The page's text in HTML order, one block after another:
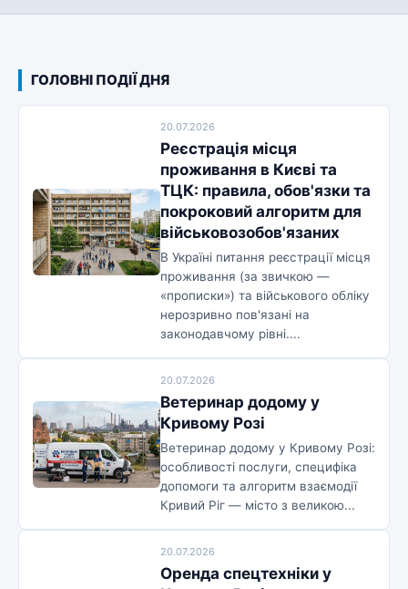
ГОЛОВНІ ПОДІЇ ДНЯ
20.07.2026
Реєстрація місця
проживання в Києві та
ТЦК: правила, обов'язки та
покроковий алгоритм для
військовозобов'язаних
В Україні питання реєстрації місця
проживання (за звичкою —
«прописки») та військового обліку
нерозривно пов'язані на
законодавчому рівні....
20.07.2026
Ветеринар додому у
Кривому Розі
Ветеринар додому у Кривому Розі:
особливості послуги, специфіка
допомоги та алгоритм взаємодії
Кривий Ріг — місто з великою...
20.07.2026
Оренда спецтехніки у